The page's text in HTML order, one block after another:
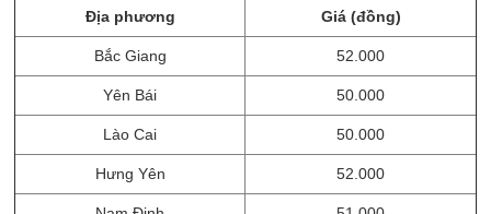
Địa phương Giá (đồng)
Bắc Giang 52.000
Yên Bái 50.000
Lào Cai 50.000
Hưng Yên 52.000